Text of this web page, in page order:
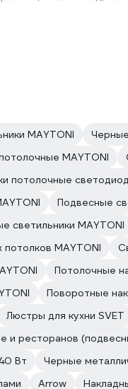
MAYTONI
MAYTONI
потолочные
Подвесные
светильники MAYTONI
MAYTONI
Потолочные
Поворотные
Люстры для кухни SVET
и ресторанов
Вт Черные
Arrow